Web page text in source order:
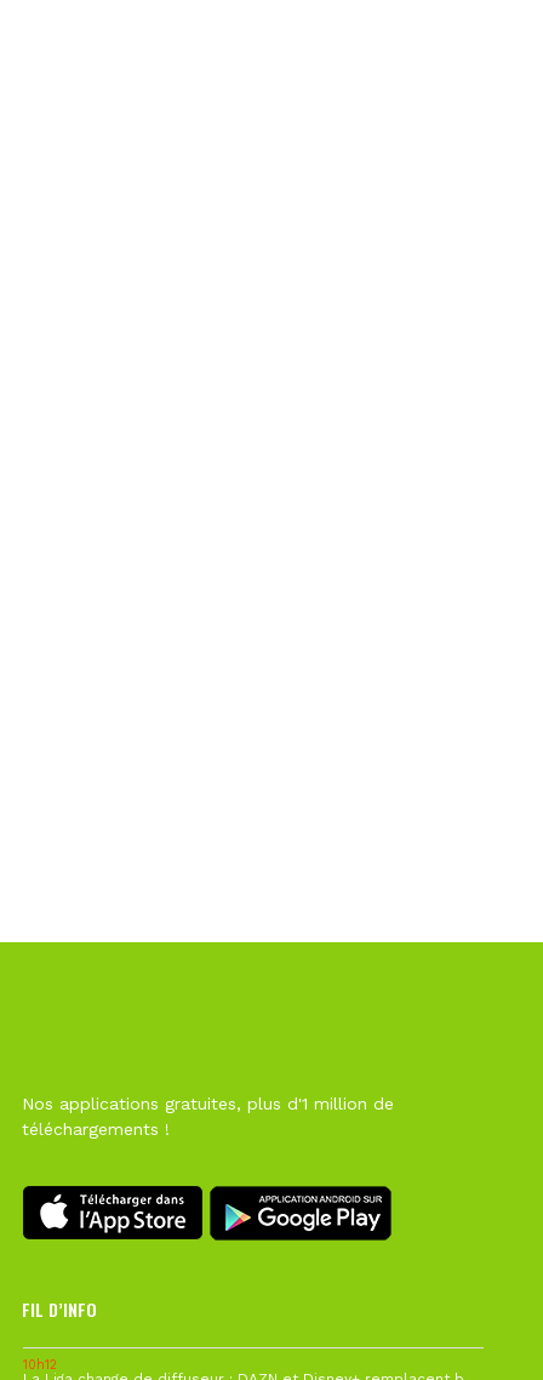
Nos applications gratuites, plus d'1 million de
téléchargements !
FIL D’INFO
10h12